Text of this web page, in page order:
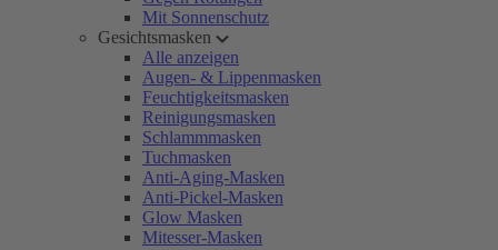
Mit Sonnenschutz
Gesichtsmasken
Alle anzeigen
Augen- & Lippenmasken
Feuchtigkeitsmasken
Reinigungsmasken
Schlammmasken
Tuchmasken
Anti-Aging-Masken
Anti-Pickel-Masken
Glow Masken
Mitesser-Masken